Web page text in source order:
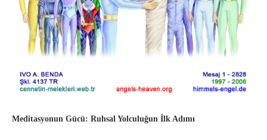
Meditasyonun Gücü: Ruhsal Yolculuğun İlk Adımı